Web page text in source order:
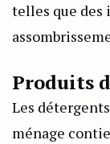
telles que
Produits
Les
ménage